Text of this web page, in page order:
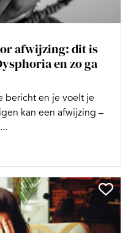
afwijzing: dit is
en zo ga
bericht en je voelt je
kan een afwijzing –